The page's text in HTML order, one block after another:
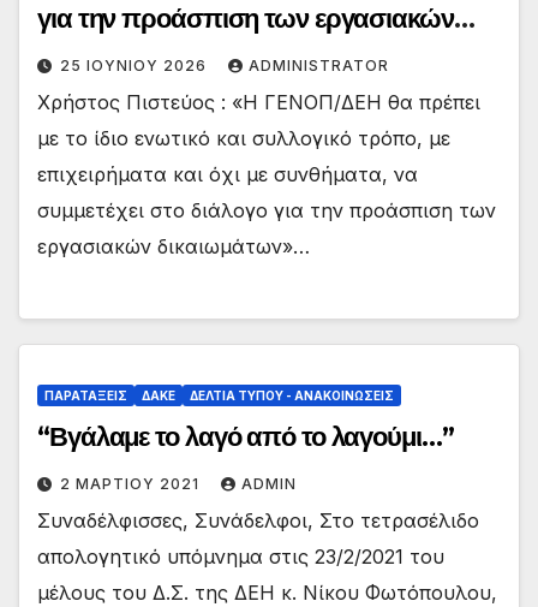
για την προάσπιση των εργασιακών
δικαιωμάτων»
25 ΙΟΥΝΊΟΥ 2026 ADMINISTRATOR
Χρήστος Πιστεύος : «Η ΓΕΝΟΠ/ΔΕΗ θα πρέπει
με το ίδιο ενωτικό και συλλογικό τρόπο, με
επιχειρήματα και όχι με συνθήματα, να
συμμετέχει στο διάλογο για την προάσπιση των
εργασιακών δικαιωμάτων»…
ΠΑΡΑΤΑΞΕΙΣ ΔΑΚΕ ΔΕΛΤΊΑ ΤΎΠΟΥ - ΑΝΑΚΟΙΝΏΣΕΙΣ
“Βγάλαμε το λαγό από το λαγούμι…”
2 ΜΑΡΤΊΟΥ 2021 ADMIN
Συναδέλφισσες, Συνάδελφοι, Στο τετρασέλιδο
απολογητικό υπόμνημα στις 23/2/2021 του
μέλους του Δ.Σ. της ΔΕΗ κ. Νίκου Φωτόπουλου,